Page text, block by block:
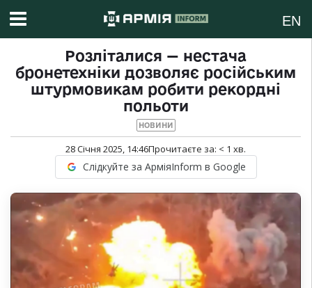
EN
Розліталися — нестача
бронетехніки дозволяє російським
штурмовикам робити рекордні
польоти
НОВИНИ
28 Січня 2025, 14:46Прочитаєте за: < 1 хв.
Слідкуйте за АрміяInform в Google